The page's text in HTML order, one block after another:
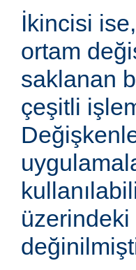
İkincisi
ortam
saklanan
çeşitli